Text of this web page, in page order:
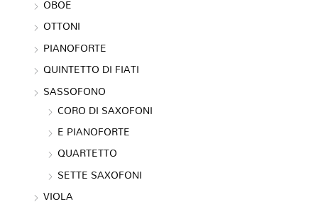
OBOE
OTTONI
PIANOFORTE
QUINTETTO DI FIATI
SASSOFONO
CORO DI SAXOFONI
E PIANOFORTE
QUARTETTO
SETTE SAXOFONI
VIOLA